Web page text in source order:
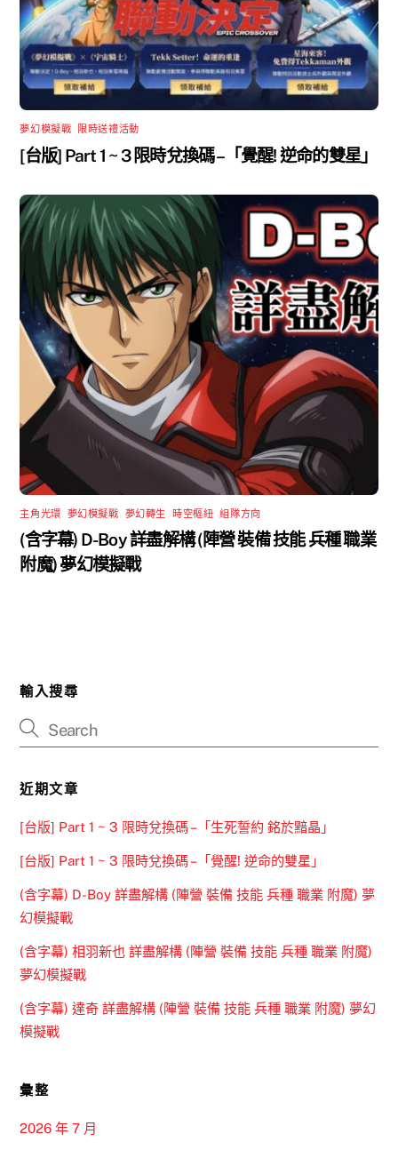
夢幻模擬戰 限時送禮活動
[台版] Part 1 ~ 3 限時兌換碼 –「覺醒! 逆命的雙星」
主角光環 夢幻模擬戰 夢幻轉生 ,時空樞紐 ,組隊方向
(含字幕) D-Boy 詳盡解構 (陣營 裝備 技能 兵種 職業
附魔) 夢幻模擬戰
輸入搜尋
近期文章
[台版] Part 1 ~ 3 限時兌換碼 –「生死誓約 銘於黯晶」
[台版] Part 1 ~ 3 限時兌換碼 –「覺醒! 逆命的雙星」
(含字幕) D-Boy 詳盡解構 (陣營 裝備 技能 兵種 職業 附魔) 夢
幻模擬戰
(含字幕) 相羽新也 詳盡解構 (陣營 裝備 技能 兵種 職業 附魔)
夢幻模擬戰
(含字幕) 達奇 詳盡解構 (陣營 裝備 技能 兵種 職業 附魔) 夢幻
模擬戰
彙整
2026 年 7 月